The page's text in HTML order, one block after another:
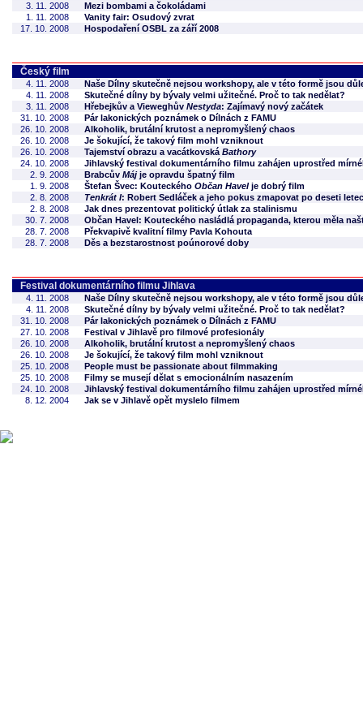
3. 11. 2008
Mezi bombami a čokoládami
1. 11. 2008
Vanity fair: Osudový zvrat
17. 10. 2008
Hospodaření OSBL za září 2008
Český film
4. 11. 2008
Naše Dílny skutečně nejsou workshopy, ale v této formě jsou
4. 11. 2008
Skutečné dílny by bývaly velmi užitečné. Proč to tak nedělat?
3. 11. 2008
Hřebejkův a Vieweghův Nestyda: Zajímavý nový začátek
31. 10. 2008
Pár lakonických poznámek o Dílnách z FAMU
26. 10. 2008
Alkoholik, brutální krutost a nepromyšlený chaos
26. 10. 2008
Je šokující, že takový film mohl vzniknout
26. 10. 2008
Tajemství obrazu a vacátkovská Bathory
24. 10. 2008
Jihlavský festival dokumentárního filmu zahájen uprostřed
2. 9. 2008
Brabcův Májje opravdu špatný film
1. 9. 2008
Štefan Švec: Kouteckého Občan Havelje dobrý film
2. 8. 2008
Tenkrát I: Robert Sedláček a jeho pokus zmapovat po deseti
2. 8. 2008
Jak dnes prezentovat politický útlak za stalinismu
30. 7. 2008
Občan Havel: Kouteckého nasládlá propaganda, kterou měla
28. 7. 2008
Překvapivě kvalitní filmy Pavla Kohouta
28. 7. 2008
Děs a bezstarostnost poúnorové doby
Festival dokumentárního filmu Jihlava
4. 11. 2008
Naše Dílny skutečně nejsou workshopy, ale v této formě jsou
4. 11. 2008
Skutečné dílny by bývaly velmi užitečné. Proč to tak nedělat?
31. 10. 2008
Pár lakonických poznámek o Dílnách z FAMU
27. 10. 2008
Festival v Jihlavě pro filmové profesionály
26. 10. 2008
Alkoholik, brutální krutost a nepromyšlený chaos
26. 10. 2008
Je šokující, že takový film mohl vzniknout
25. 10. 2008
People must be passionate about filmmaking
25. 10. 2008
Filmy se musejí dělat s emocionálním nasazením
24. 10. 2008
Jihlavský festival dokumentárního filmu zahájen uprostřed
8. 12. 2004
Jak se v Jihlavě opět myslelo filmem